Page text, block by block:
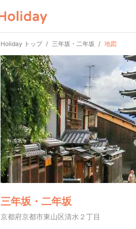
Holiday トップ 三年坂・二年坂 地図
三年坂・二年坂
京都府京都市東山区清水２丁目